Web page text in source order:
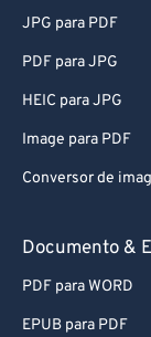
JPG para PDF
PDF para JPG
HEIC para JPG
Image para PDF
Conversor de
Documento &
PDF para WORD
EPUB para PDF